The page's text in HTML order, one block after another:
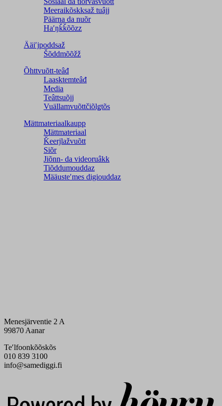
Meeraikõskksaž tuâjj
Päärna da nuõr
Haʹŋǩǩõõzz
Ääiʹjpoddsaž
Šõddmõõžž
Õhttvuõtt-teâđ
Laasktemteâđ
Media
Teâttsuõjj
Vuällamvuõttčiõlǥtõs
Mättmateriaalkaupp
Mättmateriaal
Ǩeerjlažvuõtt
Siõr
Jiõnn- da videoruâkk
Tiõddumouddaz
Määusteʹmes digiouddaz
Menesjärventie 2 A
99870 Aanar
Teʹlfoonkõõskõs
010 839 3100
info@samediggi.fi